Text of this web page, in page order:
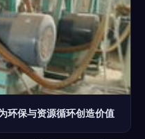
环保与资源循环创造价值